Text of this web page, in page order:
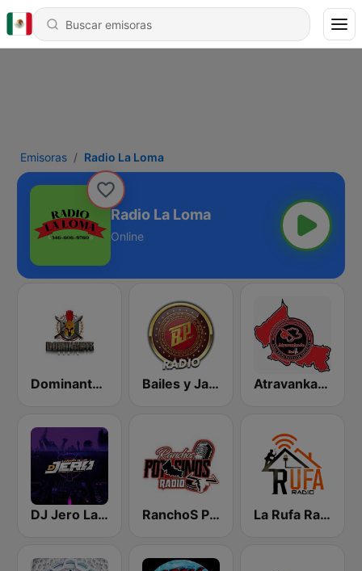
Emisoras Radio La Loma
Radio La Loma
Online
Dominante Radio Bailes y Jaripeos Potosinos Atravankado Radio
DJ Jero La Radio RanchoS PotosinoS Radio La Rufa Radio